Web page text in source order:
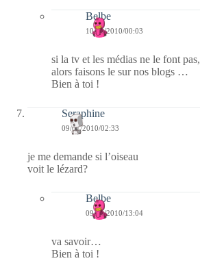
Belbe
10/01/2010/00:03
si la tv et les médias ne le font pas,
alors faisons le sur nos blogs …
Bien à toi !
Seraphine
09/01/2010/02:33
je me demande si l’oiseau
voit le lézard?
Belbe
09/01/2010/13:04
va savoir…
Bien à toi !